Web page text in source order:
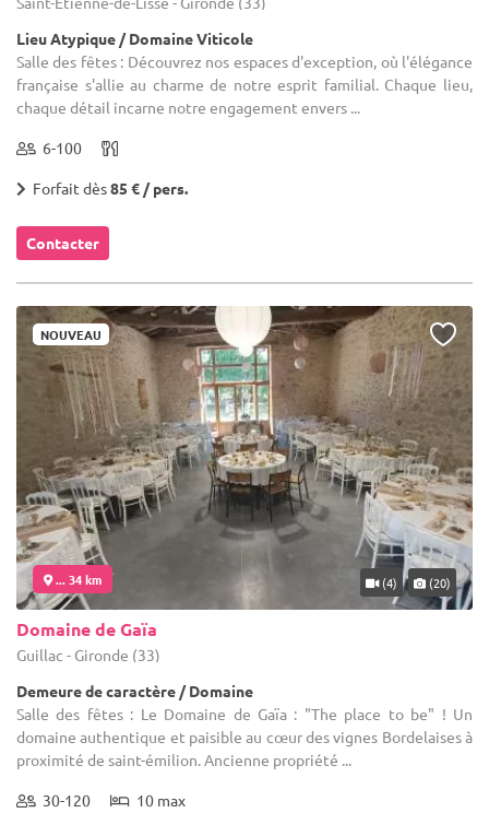
Lieu Atypique / Domaine Viticole
Salle des fêtes : Découvrez nos espaces d'exception, où l'élégance
française s'allie au charme de notre esprit familial. Chaque lieu,
chaque détail incarne notre engagement envers ...
6-100
Forfait dès85 € / pers.
Contacter
NOUVEAU
... 34 km (4) (20)
Domaine de Gaïa
Guillac - Gironde (33)
Demeure de caractère / Domaine
Salle des fêtes : Le Domaine de Gaïa : "The place to be" ! Un
domaine authentique et paisible au cœur des vignes Bordelaises à
proximité de saint-émilion. Ancienne propriété ...
30-120 10 max